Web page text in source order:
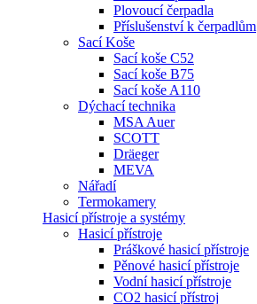
Plovoucí čerpadla
Příslušenství k čerpadlům
Sací Koše
Sací koše C52
Sací koše B75
Sací koše A110
Dýchací technika
MSA Auer
SCOTT
Dräeger
MEVA
Nářadí
Termokamery
Hasicí přístroje a systémy
Hasicí přístroje
Práškové hasicí přístroje
Pěnové hasicí přístroje
Vodní hasicí přístroje
CO2 hasicí přístroj